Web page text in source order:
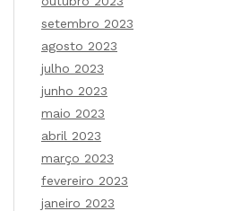
setembro 2023
agosto 2023
julho 2023
junho 2023
maio 2023
abril 2023
março 2023
fevereiro 2023
janeiro 2023